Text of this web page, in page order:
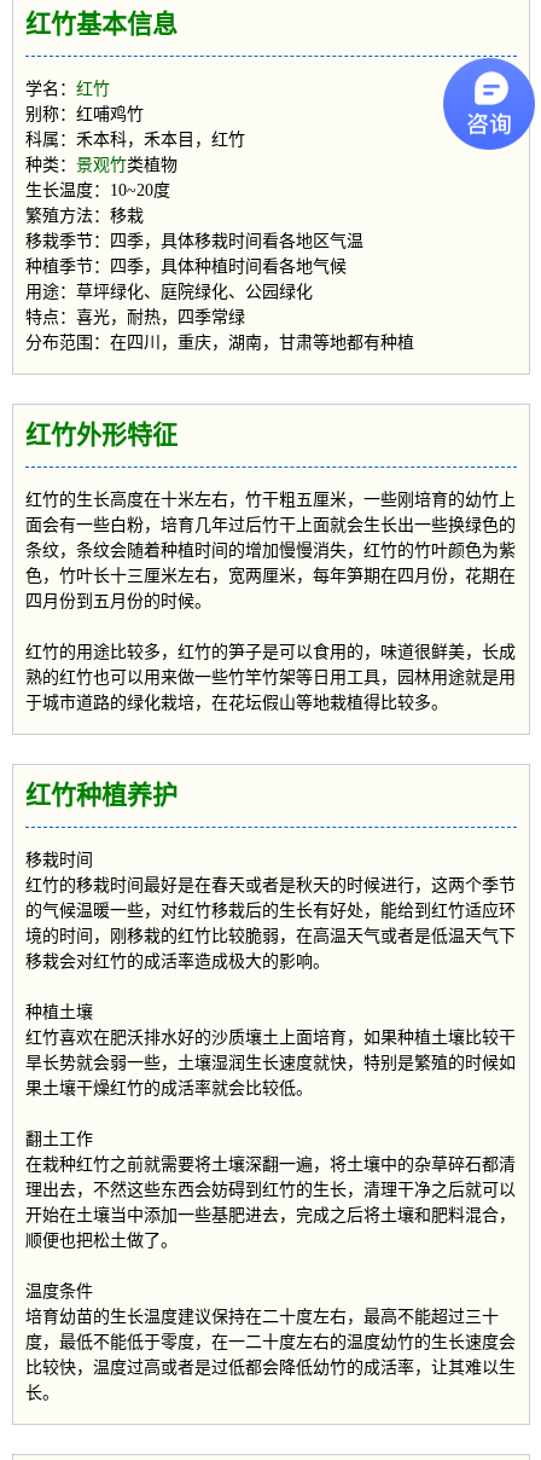
红竹基本信息
学名： 红竹
别称：红哺鸡竹
科属：禾本科，禾本目，红竹
种类： 景观竹类植物
生长温度：10~20度
繁殖方法：移栽
移栽季节：四季，具体移栽时间看各地区气温
种植季节：四季，具体种植时间看各地气候
用途：草坪绿化、庭院绿化、公园绿化
特点：喜光，耐热，四季常绿
分布范围：在四川，重庆，湖南，甘肃等地都有种植
红竹外形特征
红竹的生长高度在十米左右，竹干粗五厘米，一些刚培育的幼竹上
面会有一些白粉，培育几年过后竹干上面就会生长出一些换绿色的
条纹，条纹会随着种植时间的增加慢慢消失，红竹的竹叶颜色为紫
色，竹叶长十三厘米左右，宽两厘米，每年笋期在四月份，花期在
四月份到五月份的时候。
红竹的用途比较多，红竹的笋子是可以食用的，味道很鲜美，长成
熟的红竹也可以用来做一些竹竿竹架等日用工具，园林用途就是用
于城市道路的绿化栽培，在花坛假山等地栽植得比较多。
红竹种植养护
移栽时间
红竹的移栽时间最好是在春天或者是秋天的时候进行，这两个季节
的气候温暖一些，对红竹移栽后的生长有好处，能给到红竹适应环
境的时间，刚移栽的红竹比较脆弱，在高温天气或者是低温天气下
移栽会对红竹的成活率造成极大的影响。
种植土壤
红竹喜欢在肥沃排水好的沙质壤土上面培育，如果种植土壤比较干
旱长势就会弱一些，土壤湿润生长速度就快，特别是繁殖的时候如
果土壤干燥红竹的成活率就会比较低。
翻土工作
在栽种红竹之前就需要将土壤深翻一遍，将土壤中的杂草碎石都清
理出去，不然这些东西会妨碍到红竹的生长，清理干净之后就可以
开始在土壤当中添加一些基肥进去，完成之后将土壤和肥料混合，
顺便也把松土做了。
温度条件
培育幼苗的生长温度建议保持在二十度左右，最高不能超过三十
度，最低不能低于零度，在一二十度左右的温度幼竹的生长速度会
比较快，温度过高或者是过低都会降低幼竹的成活率，让其难以生
长。